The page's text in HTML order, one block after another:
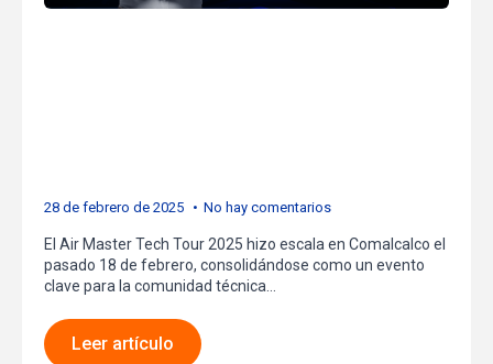
28 de febrero de 2025 No hay comentarios
El Air Master Tech Tour 2025 hizo escala en Comalcalco el
pasado 18 de febrero, consolidándose como un evento
clave para la comunidad técnica…
Leer artículo